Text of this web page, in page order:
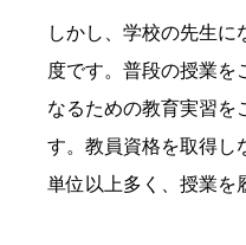
しかし、学校の先生に
度です。普段の授業を
なるための教育実習を
す。教員資格を取得し
単位以上多く、授業を